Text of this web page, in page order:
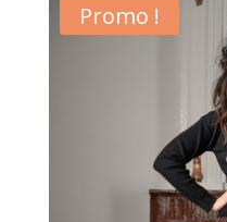
Promo !